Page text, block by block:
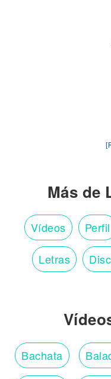
Más de
Vídeos Perfil
Letras
Bachata